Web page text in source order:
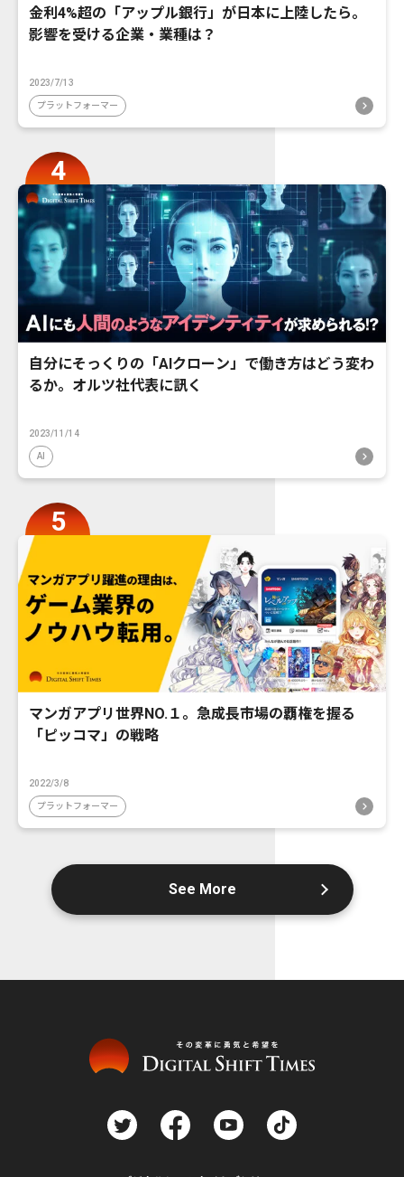
金利4%超の「アップル銀行」が日本に上陸したら。
影響を受ける企業・業種は？
2023/7/13
プラットフォーマー
自分にそっくりの「AIクローン」で働き方はどう変わ
るか。オルツ社代表に訊く
2023/11/14
AI
マンガアプリ世界NO.１。急成長市場の覇権を握る
「ピッコマ」の戦略
2022/3/8
プラットフォーマー
See More